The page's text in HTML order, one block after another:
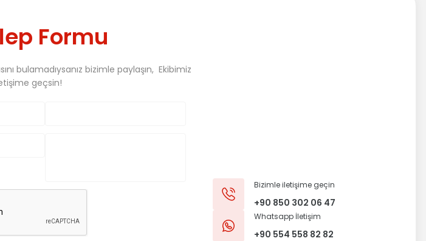
Formu
bulamadıysanız bizimle paylaşın, Ekibimiz
geçsin!
Bizimle iletişime geçin
+90 850 302 06 47
Whatsapp İletişim
+90 554 558 82 82